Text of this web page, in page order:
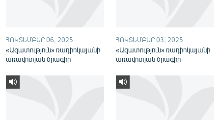
ՀԵՏԵՎԵՔ ՄԵԶ
ՀՈԿՏԵՄԲԵՐ 06, 2025
«Ազատություն» ռադիոկայանի
առավոտյան ծրագիր
ՀՈԿՏԵՄԲԵՐ 03, 2025
«Ազատություն» ռադիոկայանի
առավոտյան ծրագիր